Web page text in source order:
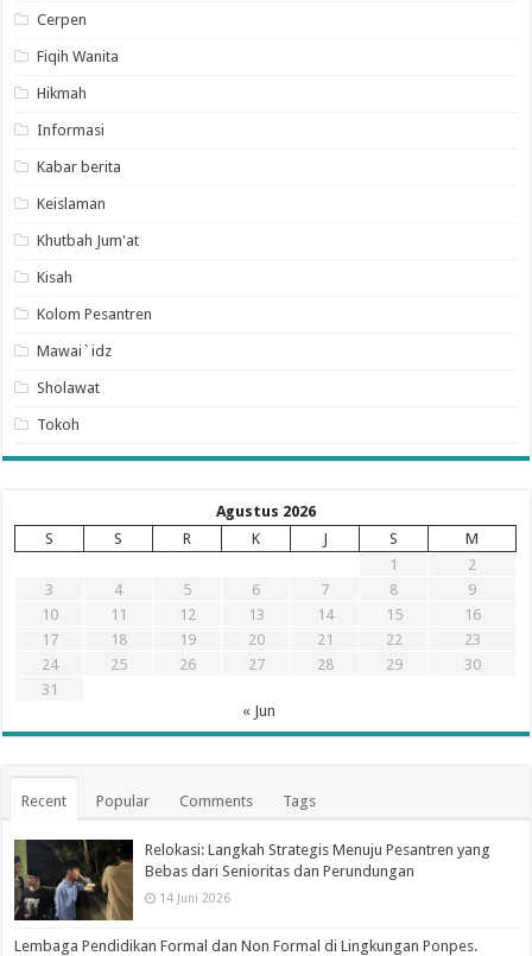
Cerpen
Fiqih Wanita
Hikmah
Informasi
Kabar berita
Keislaman
Khutbah Jum'at
Kisah
Kolom Pesantren
Mawai`idz
Sholawat
Tokoh
Agustus 2026
S
S R K J S
M
1
2
3
4 5 6 7 8
9
10
11 12 13 14 15
16
17
18 19 20 21 22
23
24
25 26 27 28 29
30
31
« Jun
Recent Popular Comments Tags
Relokasi: Langkah Strategis Menuju Pesantren yang
Bebas dari Senioritas dan Perundungan
14 Juni 2026
Lembaga Pendidikan Formal dan Non Formal di Lingkungan Ponpes.